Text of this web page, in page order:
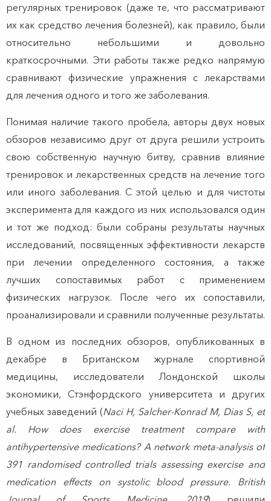
регулярных тренировок (даже те, что рассматривают
их как средство лечения болезней), как правило, были
относительно небольшими и довольно
краткосрочными. Эти работы также редко напрямую
сравнивают физические упражнения с лекарствами
для лечения одного и того же заболевания.
Понимая наличие такого пробела, авторы двух новых
обзоров независимо друг от друга решили устроить
свою собственную научную битву, сравнив влияние
тренировок и лекарственных средств на лечение того
или иного заболевания. С этой целью и для чистоты
эксперимента для каждого из них использовался один
и тот же подход: были собраны результаты научных
исследований, посвященных эффективности лекарств
при лечении определенного состояния, а также
лучших сопоставимых работ с применением
физических нагрузок. После чего их сопоставили,
проанализировали и сравнили полученные результаты.
В одном из последних обзоров, опубликованных в
декабре в Британском журнале спортивной
медицины, исследователи Лондонской школы
экономики, Стэнфордского университета и других
учебных заведений (Naci H, Salcher-Konrad M, Dias S, et
al. How does exercise treatment compare with
antihypertensive medications? A network meta-analysis of
391 randomised controlled trials assessing exercise and
medication effects on systolic blood pressure. British